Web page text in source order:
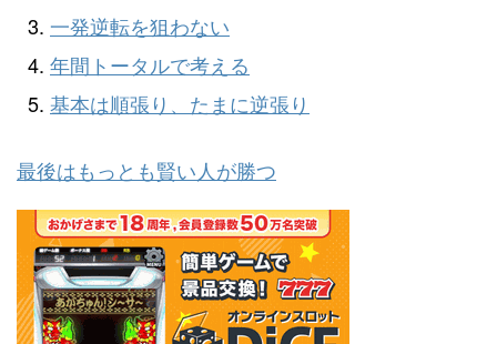
一発逆転を狙わない
年間トータルで考える
基本は順張り、たまに逆張り
最後はもっとも賢い人が勝つ